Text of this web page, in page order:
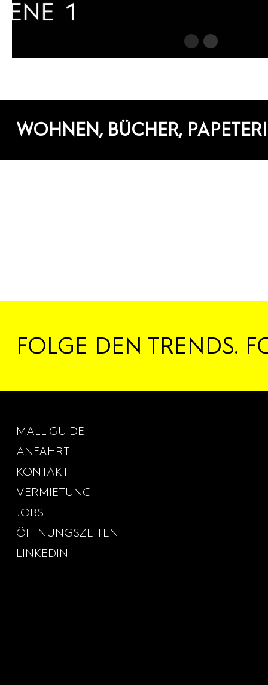
WOHNEN, BÜCHER,
FOLGE DEN TRENDS.
MALL GUIDE
ANFAHRT
KONTAKT
VERMIETUNG
JOBS
ÖFFNUNGSZEITEN
LINKEDIN